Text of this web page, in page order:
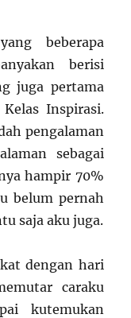
beberapa
berisi
juga pertama
Inspirasi.
pengalaman
sebagai
hampir 70%
belum pernah
saja aku juga.
dengan hari
caraku
kutemukan